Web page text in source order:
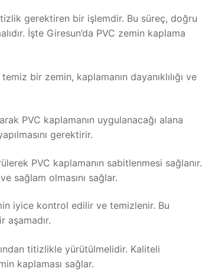
gerektiren bir işlemdir. Bu süreç, doğru
İşte Giresun’da PVC zemin kaplama
bir zemin, kaplamanın dayanıklılığı ve
PVC kaplamanın uygulanacağı alana
gerektirir.
PVC kaplamanın sabitlenmesi sağlanır.
sağlam olmasını sağlar.
iyice kontrol edilir ve temizlenir. Bu
aşamadır.
titizlikle yürütülmelidir. Kaliteli
kaplaması sağlar.